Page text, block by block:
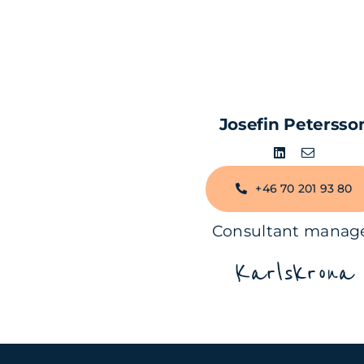
Josefin
+46 70 201 93 80
Consultant
Karlskrona